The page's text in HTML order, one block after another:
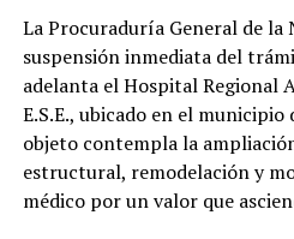
La Procuraduría General de la
suspensión inmediata del
adelanta el Hospital Regional
E.S.E., ubicado en el
objeto contempla la
estructural, remodelación y
médico por un valor que